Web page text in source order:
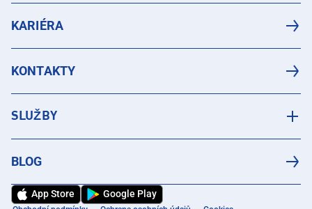
KARIÉRA
KONTAKTY
SLUŽBY
BLOG
App Store Google Play